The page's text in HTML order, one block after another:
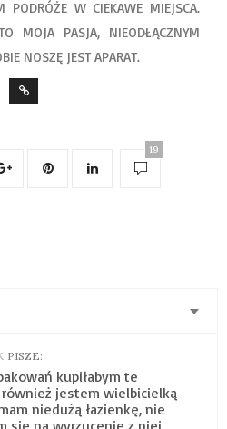
PODRÓŻE W CIEKAWE MIEJSCA.
MOJA PASJA, NIEODŁĄCZNYM
NOSZĘ JEST APARAT.
19
PISZE:
kupiłabym te
jestem wielbicielką
niedużą łazienkę, nie
się na wyrzucenie z niej